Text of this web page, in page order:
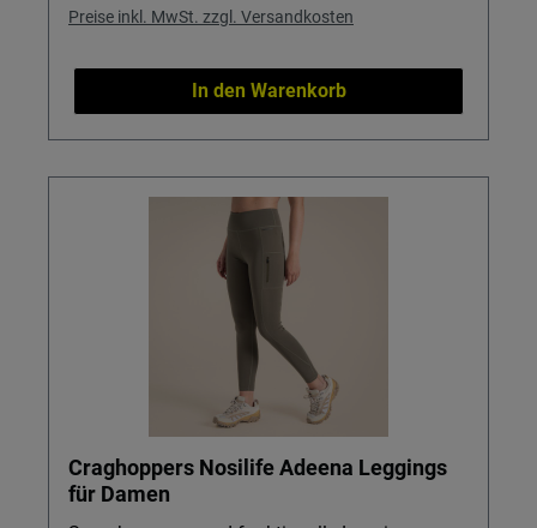
Preise inkl. MwSt. zzgl. Versandkosten
In den Warenkorb
Craghoppers Nosilife Adeena Leggings
für Damen